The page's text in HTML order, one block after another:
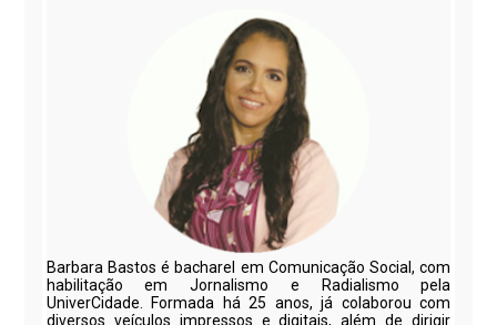
Barbara Bastos é bacharel em Comunicação Social, com
habilitação em Jornalismo e Radialismo pela
UniverCidade. Formada há 25 anos, já colaborou com
diversos veículos impressos e digitais, além de dirigir